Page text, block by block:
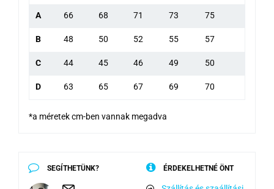
A 66 68 71 73 75
B 48 50 52 55 57
C 44 45 46 49 50
D 63 65 67 69 70
*a méretek cm-ben vannak megadva
SEGÍTHETÜNK? ÉRDEKELHETNÉ ÖNT